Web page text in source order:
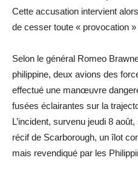
Cette accusation intervient
de cesser toute « provocation
Selon le général Romeo
philippine, deux avions des
effectué une manœuvre
fusées éclairantes sur la
L’incident, survenu jeudi 8
récif de Scarborough, un îlot
mais revendiqué par les